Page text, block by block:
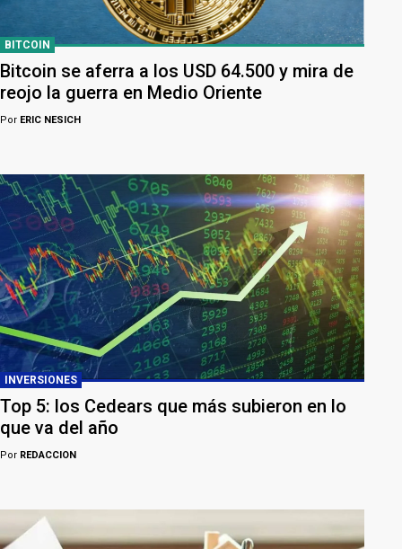
BITCOIN
Bitcoin se aferra a los USD 64.500 y mira de
reojo la guerra en Medio Oriente
Por ERIC NESICH
INVERSIONES
Top 5: los Cedears que más subieron en lo
que va del año
Por REDACCION